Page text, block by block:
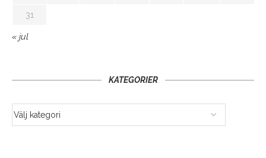
31
« jul
KATEGORIER